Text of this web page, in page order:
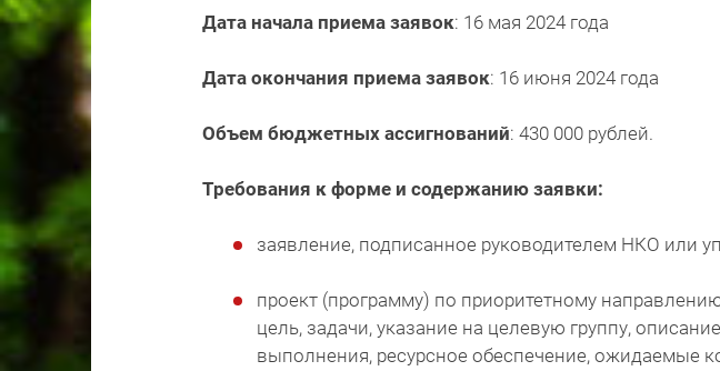
Дата начала приема заявок: 16 мая 2024 года
Дата окончания приема заявок: 16 июня 2024 года
Объем бюджетных ассигнований: 430 000 рублей.
Требования к форме и содержанию заявки:
заявление, подписанное руководителем НКО или
проект (программу) по приоритетному
цель, задачи, указание на целевую группу,
выполнения, ресурсное обеспечение, ожидаемые